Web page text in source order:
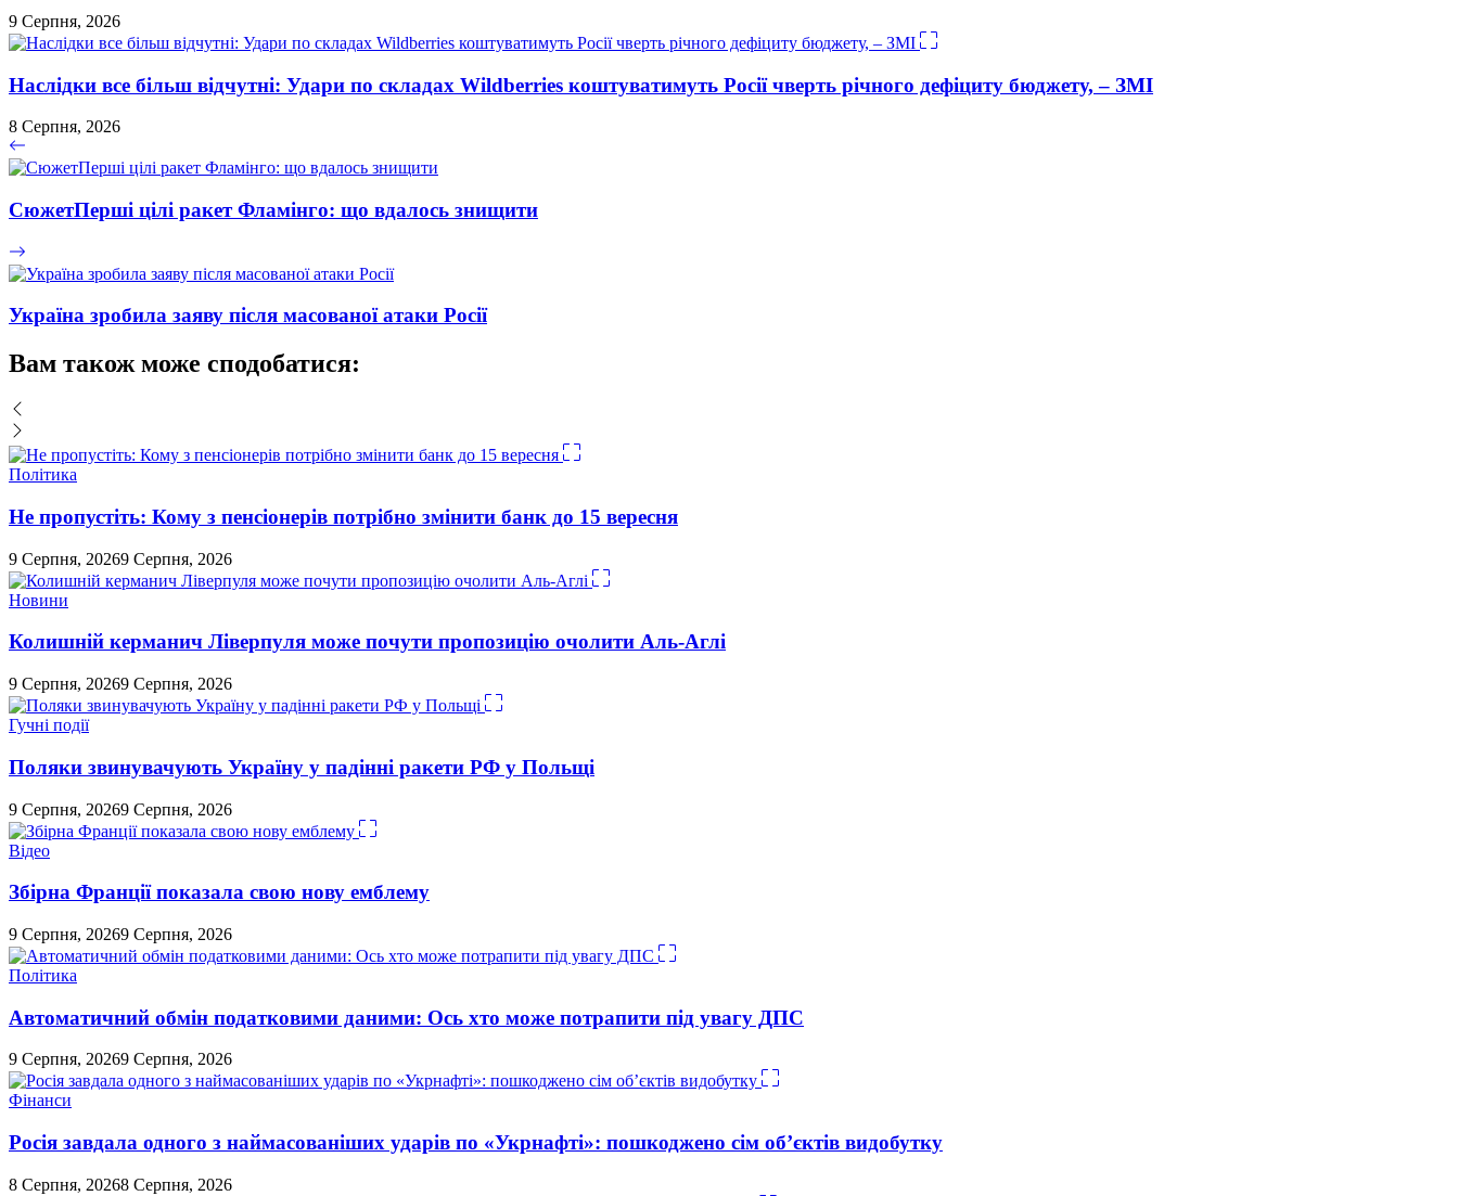
9 Серпня, 2026
Наслідки все більш відчутні: Удари по складах Wildberries коштуватимуть Росії чверть річного дефіциту бюджету, – ЗМІ
8 Серпня, 2026
СюжетПерші цілі ракет Фламінго: що вдалось знищити
Україна зробила заяву після масованої атаки Росії
Вам також може сподобатися:
Політика
Не пропустіть: Кому з пенсіонерів потрібно змінити банк до 15 вересня
9 Серпня, 20269 Серпня, 2026
Новини
Колишній керманич Ліверпуля може почути пропозицію очолити Аль-Аглі
9 Серпня, 20269 Серпня, 2026
Гучні події
Поляки звинувачують Україну у падінні ракети РФ у Польщі
9 Серпня, 20269 Серпня, 2026
Відео
Збірна Франції показала свою нову емблему
9 Серпня, 20269 Серпня, 2026
Політика
Автоматичний обмін податковими даними: Ось хто може потрапити під увагу ДПС
9 Серпня, 20269 Серпня, 2026
Фінанси
Росія завдала одного з наймасованіших ударів по «Укрнафті»: пошкоджено сім об’єктів видобутку
8 Серпня, 20268 Серпня, 2026